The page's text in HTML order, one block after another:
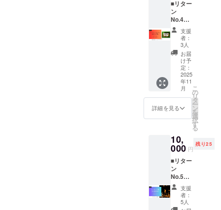
感謝
PDF
を、
2025年
11月末
までに
限定公
開URL
で送
付。視
聴は
PC・ス
マホ対
応。数
項・条
件 ・内
動報告
動画＋
PDF
メッ
セージ
・提
でお届
け。プ
レーン
×2、
ショコ
ラ×2、
コー
ヒー
×1、加
賀棒茶
×1、抹
茶×1の
計7個
（各
60g）。
の味を
楽しみ
なが
ら“見て
応援”で
きま
す。 詳
容：内
■リター
ン
No.4
内灘特
産品
セット
（夢ミ
ルク
館）
〈ミル
クジャ
ム＆プ
リン〉
概要 夢
ミルク
館の人
ルク
ジャ
ム」
と、な
めらか
なプリ
ンを詰
め合わ
せたア
支援
者：
3人
お届
け予
定：
2025
年11
月
詳細を見る
こ
の
リ
タ
ー
ン
を
選
択
す
る
10,
000 円
残り25
■リター
ン
No.5
光響祭
ランタ
ン参加
券（現
支援
者：
5人